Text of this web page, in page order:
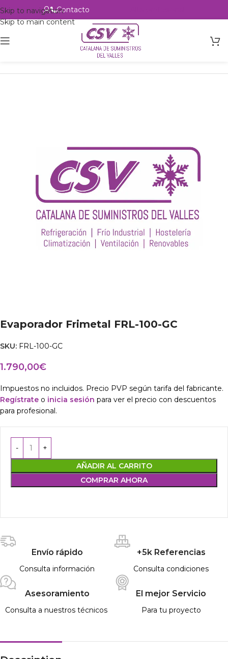
Skip to navigation
Skip to main content
Contacto
Intercambio
Evaporador Frimetal FRL-100-GC
SKU: FRL-100-GC
1.790,00€
Impuestos no incluidos. Precio PVP según tarifa del fabricante.
Regístrate o inicia sesión para ver el precio con descuentos
para profesional.
AÑADIR AL CARRITO
COMPRAR AHORA
Envío rápido
Consulta información
+5k Referencias
Consulta condiciones
Asesoramiento
Consulta a nuestros técnicos
El mejor Servicio
Para tu proyecto